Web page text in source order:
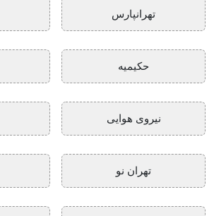
تهرانپارس
حکیمیه
نیروی هوایی
تهران نو